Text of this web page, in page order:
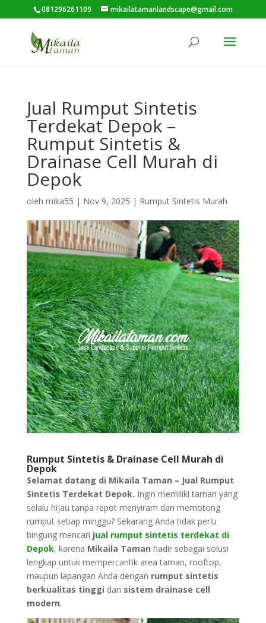
081296261109 mikailatamanlandscape@gmail.com
Jual Rumput Sintetis
Terdekat Depok –
Rumput Sintetis &
Drainase Cell Murah di
Depok
oleh mika55 | Nov 9, 2025 | Rumput Sintetis Murah
Rumput Sintetis & Drainase Cell Murah di
Depok
Selamat datang di Mikaila Taman – Jual Rumput
Sintetis Terdekat Depok. Ingin memiliki taman yang
selalu hijau tanpa repot menyiram dan memotong
rumput setiap minggu? Sekarang Anda tidak perlu
bingung mencari jual rumput sintetis terdekat di
Depok, karena Mikaila Taman hadir sebagai solusi
lengkap untuk mempercantik area taman, rooftop,
maupun lapangan Anda dengan rumput sintetis
berkualitas tinggi dan sistem drainase cell
modern.